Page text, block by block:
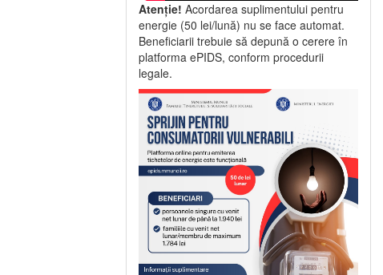
Atenție! Acordarea suplimentului pentru
energie (50 lei/lună) nu se face automat.
Beneficiarii trebuie să depună o cerere în
platforma ePIDS, conform procedurii
legale.